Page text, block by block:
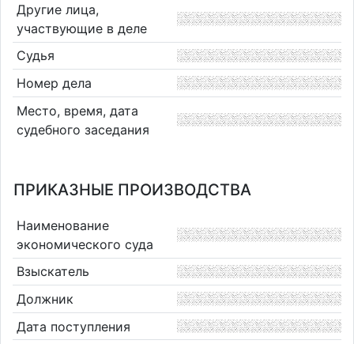
Другие лица,
участвующие в деле
Судья
Номер дела
Место, время, дата
судебного заседания
ПРИКАЗНЫЕ ПРОИЗВОДСТВА
Наименование
экономического суда
Взыскатель
Должник
Дата поступления